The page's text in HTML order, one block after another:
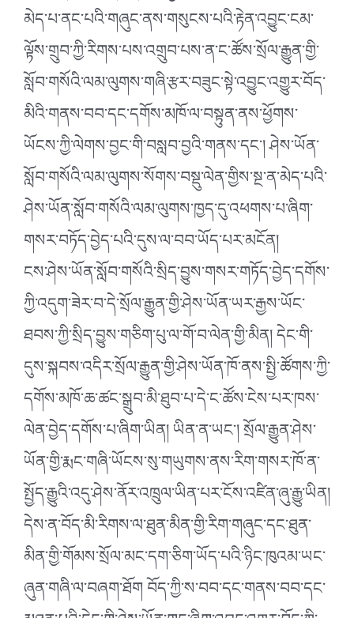
མེད་པ་ནང་པའི་གཞུང་ནས་གསུངས་པའི་རྟེན་འབྱུང་ངམ་
ལྟོས་གྲུབ་ཀྱི་རིགས་པས་འགྲུབ་པས་ན་ང་ཚོས་སྲོལ་རྒྱུན་གྱི་
སློབ་གསོའི་ལམ་ལུགས་གཞི་རྩར་བཟུང་སྟེ་འབྱུང་འགྱུར་བོད་
མིའི་གནས་བབ་དང་དགོས་མཁོ་ལ་བསྟུན་ནས་ཕྱོགས་
ཡོངས་ཀྱི་ལེགས་བྱང་གི་བསླབ་བྱའི་གནས་དང༌། ཤེས་ཡོན་
སློབ་གསོའི་ལམ་ལུགས་སོགས་བསྡུ་ལེན་གྱིས་སྔ་ན་མེད་པའི་
ཤེས་ཡོན་སློབ་གསོའི་ལམ་ལུགས་ཁྱད་དུ་འཕགས་པ་ཞིག་
གསར་བཏོད་བྱེད་པའི་དུས་ལ་བབ་ཡོད་པར་མངོན།
ངས་ཤེས་ཡོན་སློབ་གསོའི་སྲིད་བྱུས་གསར་གཏོད་བྱེད་དགོས་
ཀྱི་འདུག་ཟེར་བ་དེ་སྲོལ་རྒྱུན་གྱི་ཤེས་ཡོན་ཡར་རྒྱས་ཡོང་
ཐབས་ཀྱི་སྲིད་བྱུས་གཅིག་པུ་ལ་གོ་བ་ལེན་གྱི་མིན། དེང་གི་
དུས་སྐབས་འདིར་སྲོལ་རྒྱུན་གྱི་ཤེས་ཡོན་ཁོ་ནས་སྤྱི་ཚོགས་ཀྱི་
དགོས་མཁོ་ཆ་ཚང་སྒྲུབ་མི་ཐུབ་པ་དེ་ང་ཚོས་ངེས་པར་ཁས་
ལེན་བྱེད་དགོས་པ་ཞིག་ཡིན། ཡིན་ན་ཡང༌། སྲོལ་རྒྱུན་ཤེས་
ཡོན་གྱི་རྨང་གཞི་ཡོངས་སུ་གཡུགས་ནས་རིག་གསར་ཁོ་ན་
སྤྱོད་རྒྱུའི་འདུ་ཤེས་ནོར་འཁྲུལ་ཡིན་པར་ངོས་འཛིན་ཞུ་རྒྱུ་ཡིན།
དེས་ན་བོད་མི་རིགས་ལ་ཐུན་མིན་གྱི་རིག་གཞུང་དང་ཐུན་
མིན་གྱི་གོམས་སྲོལ་མང་དག་ཅིག་ཡོད་པའི་ཉིང་ཁུའམ་ཡང་
ཞུན་གཞི་ལ་བཞག་ཐོག བོད་ཀྱི་ས་བབ་དང་གནས་བབ་དང་